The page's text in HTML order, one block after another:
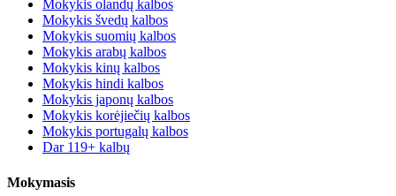
Mokykis olandų kalbos
Mokykis švedų kalbos
Mokykis suomių kalbos
Mokykis arabų kalbos
Mokykis kinų kalbos
Mokykis hindi kalbos
Mokykis japonų kalbos
Mokykis korėjiečių kalbos
Mokykis portugalų kalbos
Dar 119+ kalbų
Mokymasis